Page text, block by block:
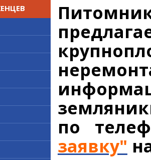
по
заявку"